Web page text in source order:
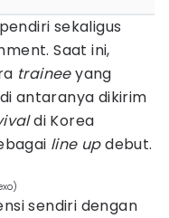
sekaligus
Saat ini,
traineeyang
antaranya dikirim
di Korea
line updebut.
sendiri dengan